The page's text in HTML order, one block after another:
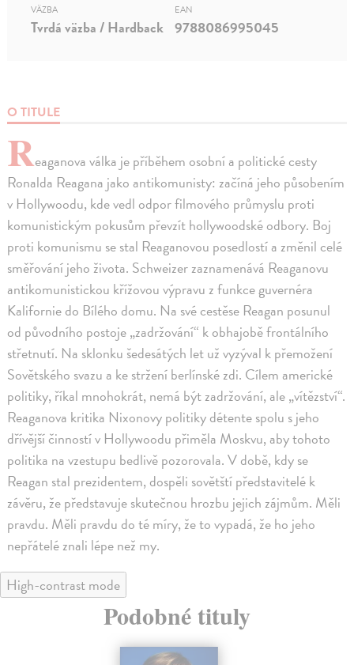
O TITULE
Reaganova válka je příběhem osobní a politické cesty
Ronalda Reagana jako antikomunisty: začíná jeho působením
v Hollywoodu, kde vedl odpor filmového průmyslu proti
komunistickým pokusům převzít hollywoodské odbory. Boj
proti komunismu se stal Reaganovou posedlostí a změnil celé
směřování jeho života. Schweizer zaznamenává Reaganovu
antikomunistickou křížovou výpravu z funkce guvernéra
Kalifornie do Bílého domu. Na své cestěse Reagan posunul
od původního postoje „zadržování“ k obhajobě frontálního
střetnutí. Na sklonku šedesátých let už vyzýval k přemožení
Sovětského svazu a ke stržení berlínské zdi. Cílem americké
politiky, říkal mnohokrát, nemá být zadržování, ale „vítězství“.
Reaganova kritika Nixonovy politiky détente spolu s jeho
dřívější činností v Hollywoodu přiměla Moskvu, aby tohoto
politika na vzestupu bedlivě pozorovala. V době, kdy se
Reagan stal prezidentem, dospěli sovětští představitelé k
závěru, že představuje skutečnou hrozbu jejich zájmům. Měli
pravdu. Měli pravdu do té míry, že to vypadá, že ho jeho
nepřátelé znali lépe než my.
VÄZBA
Tvrdá väzba / Hardback
EAN
9788086995045
High-contrast mode
Podobné tituly